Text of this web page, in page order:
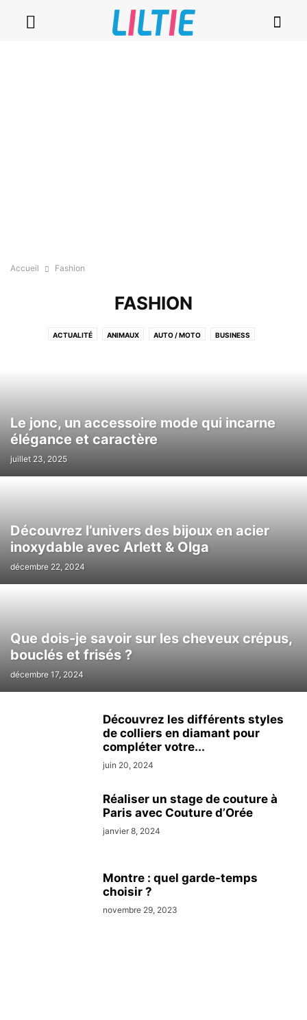
Accueil Fashion
FASHION
ACTUALITÉ ANIMAUX AUTO / MOTO BUSINESS
Le jonc, un accessoire mode qui incarne
élégance et caractère
juillet 23, 2025
Découvrez l’univers des bijoux en acier
inoxydable avec Arlett & Olga
décembre 22, 2024
Que dois-je savoir sur les cheveux crépus,
bouclés et frisés ?
décembre 17, 2024
Découvrez les différents styles
de colliers en diamant pour
compléter votre...
juin 20, 2024
Réaliser un stage de couture à
Paris avec Couture d’Orée
janvier 8, 2024
Montre : quel garde-temps
choisir ?
novembre 29, 2023